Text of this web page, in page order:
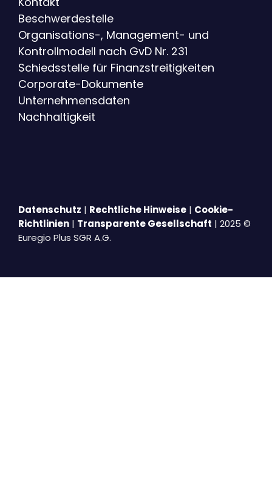
Beschwerdestelle
Organisations-, Management- und
Kontrollmodell nach GvD Nr. 231
Schiedsstelle für Finanzstreitigkeiten
Corporate-Dokumente
Unternehmensdaten
Nachhaltigkeit
Datenschutz | Rechtliche Hinweise | Cookie-
Richtlinien | Transparente Gesellschaft | 2025 ©
Euregio Plus SGR A.G.